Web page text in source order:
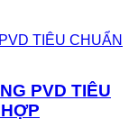
PVD TIÊU